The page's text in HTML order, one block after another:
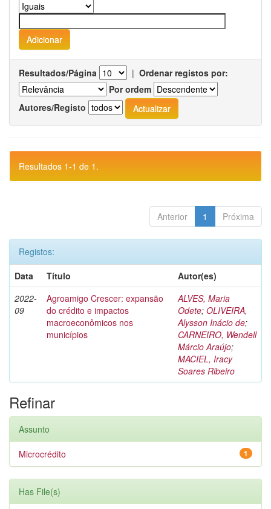
Resultados/Página | Ordenar registos por:
Por ordem
Autores/Registo
Resultados 1-1 de 1.
Anterior 1 Próxima
Registos:
Data
Título
Autor(es)
2022-
09
Agroamigo Crescer: expansão
do crédito e impactos
macroeconômicos nos
municípios
ALVES, Maria
Odete; OLIVEIRA,
Alysson Inácio de;
CARNEIRO, Wendell
Márcio Araújo;
MACIEL, Iracy
Soares Ribeiro
Refinar
Assunto
1
Microcrédito
Has File(s)